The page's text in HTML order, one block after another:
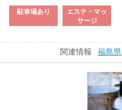
駐車場あり
エステ・マッ
サージ
関連情報 福島県